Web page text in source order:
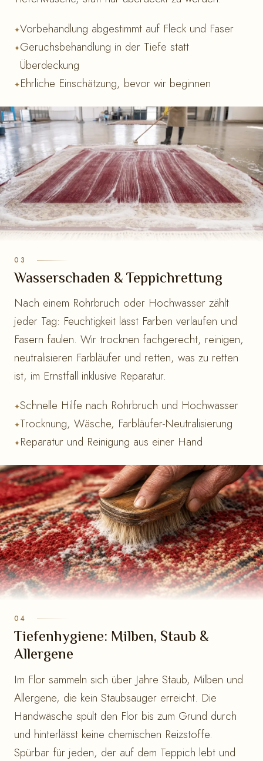
Vorbehandlung abgestimmt auf Fleck und Faser
Geruchsbehandlung in der Tiefe statt
Überdeckung
Ehrliche Einschätzung, bevor wir beginnen
Wasserschaden & Teppichrettung
Nach einem Rohrbruch oder Hochwasser zählt
jeder Tag: Feuchtigkeit lässt Farben verlaufen und
Fasern faulen. Wir trocknen fachgerecht, reinigen,
neutralisieren Farbläufer und retten, was zu retten
ist, im Ernstfall inklusive Reparatur.
Schnelle Hilfe nach Rohrbruch und Hochwasser
Trocknung, Wäsche, Farbläufer-Neutralisierung
Reparatur und Reinigung aus einer Hand
Tiefenhygiene: Milben, Staub &
Allergene
Im Flor sammeln sich über Jahre Staub, Milben und
Allergene, die kein Staubsauger erreicht. Die
Handwäsche spült den Flor bis zum Grund durch
und hinterlässt keine chemischen Reizstoffe.
Spürbar für jeden, der auf dem Teppich lebt und